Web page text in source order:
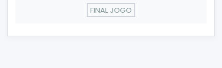
FINAL JOGO